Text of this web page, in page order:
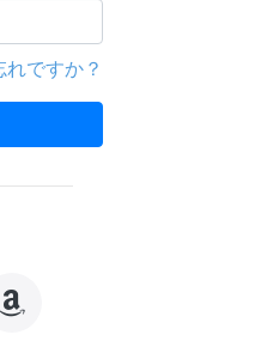
ですか？